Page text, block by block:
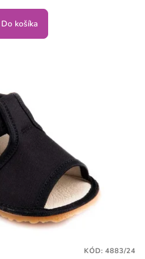
Do košíka
KÓD:4883/24